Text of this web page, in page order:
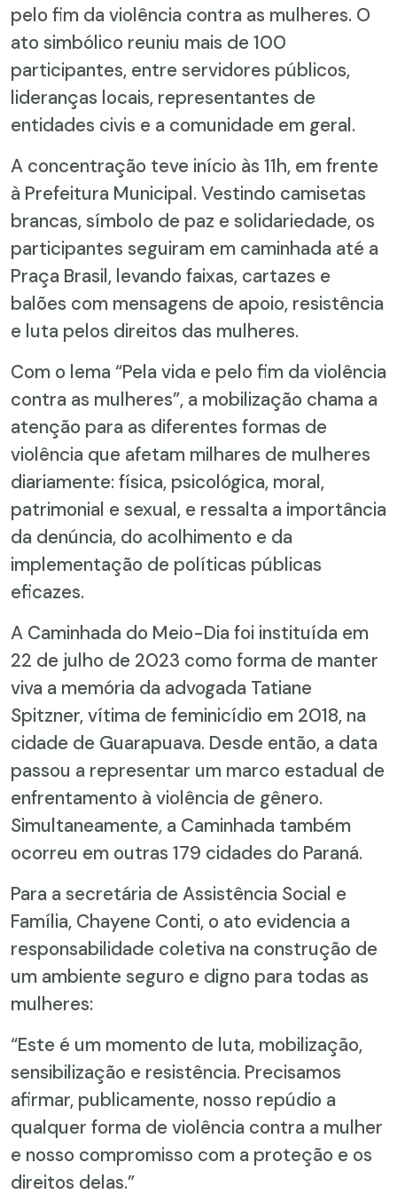
pelo fim da violência contra as mulheres. O
ato simbólico reuniu mais de 100
participantes, entre servidores públicos,
lideranças locais, representantes de
entidades civis e a comunidade em geral.
A concentração teve início às 11h, em frente
à Prefeitura Municipal. Vestindo camisetas
brancas, símbolo de paz e solidariedade, os
participantes seguiram em caminhada até a
Praça Brasil, levando faixas, cartazes e
balões com mensagens de apoio, resistência
e luta pelos direitos das mulheres.
Com o lema “Pela vida e pelo fim da violência
contra as mulheres”, a mobilização chama a
atenção para as diferentes formas de
violência que afetam milhares de mulheres
diariamente: física, psicológica, moral,
patrimonial e sexual, e ressalta a importância
da denúncia, do acolhimento e da
implementação de políticas públicas
eficazes.
A Caminhada do Meio-Dia foi instituída em
22 de julho de 2023 como forma de manter
viva a memória da advogada Tatiane
Spitzner, vítima de feminicídio em 2018, na
cidade de Guarapuava. Desde então, a data
passou a representar um marco estadual de
enfrentamento à violência de gênero.
Simultaneamente, a Caminhada também
ocorreu em outras 179 cidades do Paraná.
Para a secretária de Assistência Social e
Família, Chayene Conti, o ato evidencia a
responsabilidade coletiva na construção de
um ambiente seguro e digno para todas as
mulheres:
“Este é um momento de luta, mobilização,
sensibilização e resistência. Precisamos
afirmar, publicamente, nosso repúdio a
qualquer forma de violência contra a mulher
e nosso compromisso com a proteção e os
direitos delas.”